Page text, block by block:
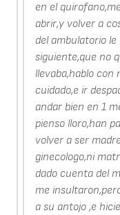
en el
abrir,y volver a
del ambulatorio
siguiente,que no
llevaba,hablo
cuidado,e ir
andar bien en 1
pienso lloro,han
volver a ser
ginecologo,ni
dado cuenta del
me
a su antojo ,e